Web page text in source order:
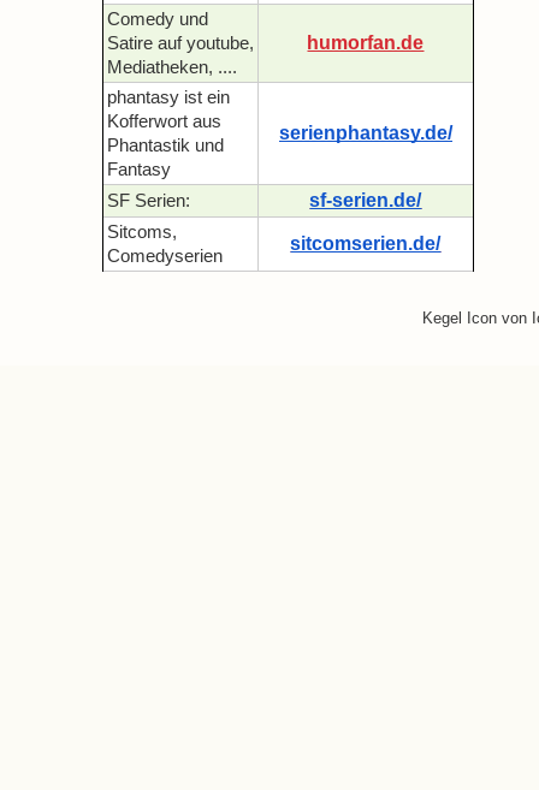
Comedy und
Satire auf youtube,
Mediatheken, ....
humorfan.de
phantasy ist ein
Kofferwort aus
Phantastik und
Fantasy
serienphantasy.de/
SF Serien: sf-serien.de/
Sitcoms,
Comedyserien
sitcomserien.de/
Kegel Icon von